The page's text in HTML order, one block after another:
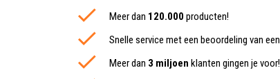
Meer dan 120.000 producten!
Snelle service met een beoordeling van een
Meer dan 3 miljoen klanten gingen je voor!